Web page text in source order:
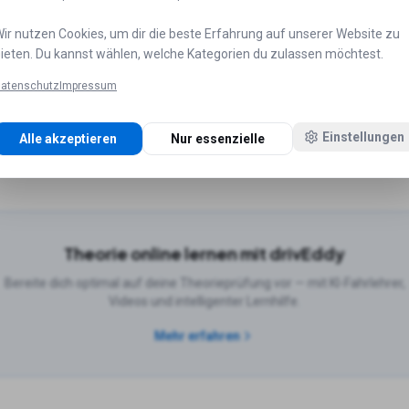
Hamburg Fahrschulen inMünchen Fahrschulen in
in Fahrschulen inLeipzig
Theorie online lernen mit drivEddy
Bereite dich optimal auf deine Theorieprüfung vor — mit KI-Fahrlehrer,
Videos und intelligenter Lernhilfe.
Mehr erfahren
nutzen Cookies, um dir die beste Erfahrung auf unserer Website zu
Du kannst wählen, welche Kategorien du zulassen möchtest.
Impressum
Alle akzeptieren Nur essenzielle Einstellungen